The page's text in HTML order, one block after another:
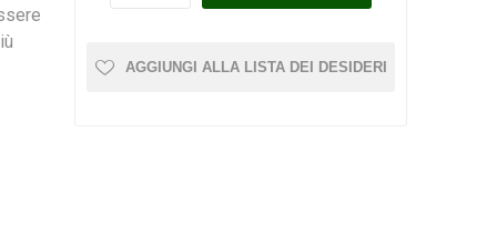
AGGIUNGI ALLA LISTA DEI DESIDERI